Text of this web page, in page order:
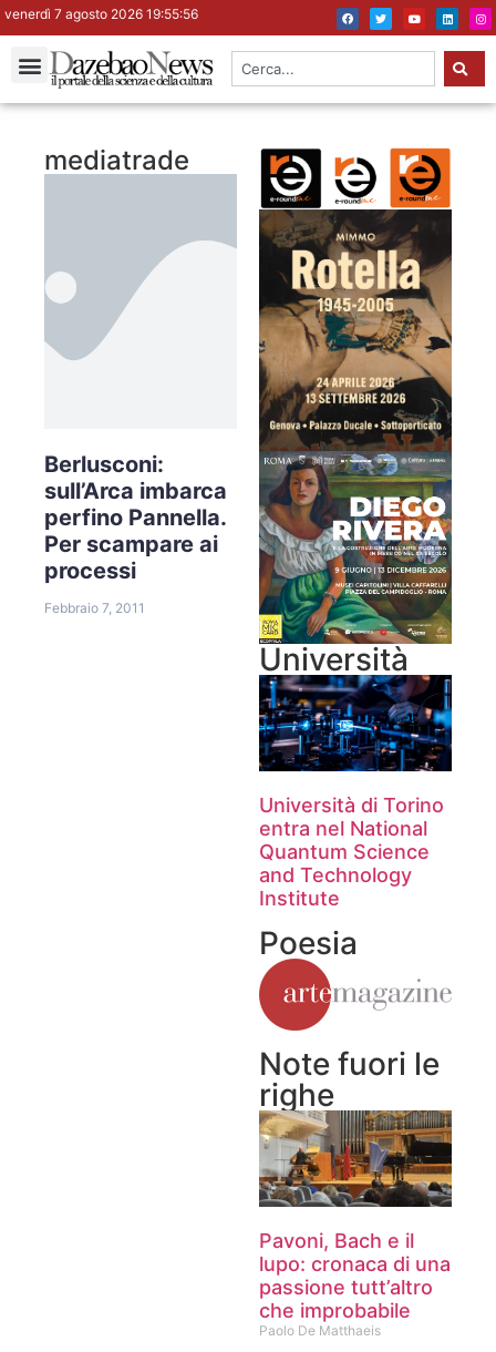
venerdì 7 agosto 2026 19:55:56
mediatrade
Berlusconi:
sull’Arca imbarca
perfino Pannella.
Per scampare ai
processi
Febbraio 7, 2011
Università
Università di Torino
entra nel National
Quantum Science
and Technology
Institute
Poesia
Note fuori le
righe
Pavoni, Bach e il
lupo: cronaca di una
passione tutt’altro
che improbabile
Paolo De Matthaeis